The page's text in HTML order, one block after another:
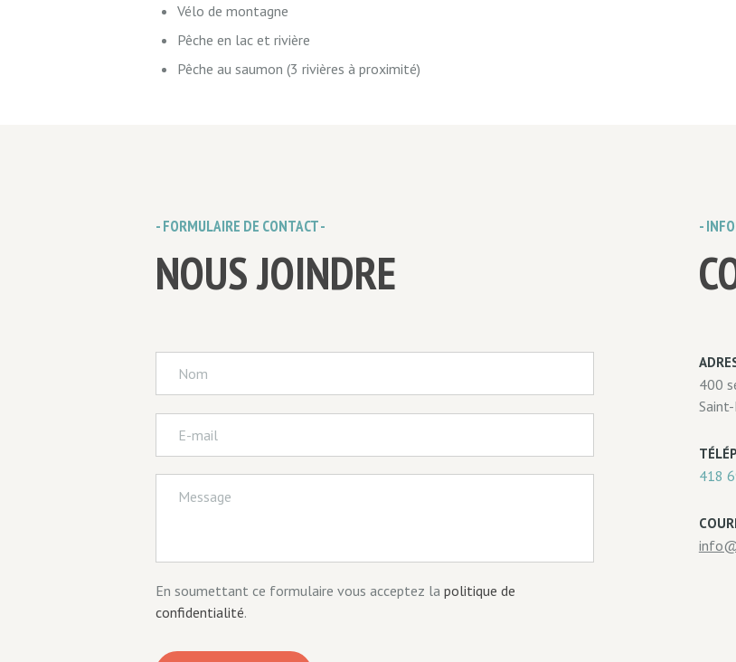
Vélo de montagne
Pêche en lac et rivière
Pêche au saumon (3 rivières à proximité)
- FORMULAIRE DE CONTACT -
NOUS JOINDRE
En soumettant ce formulaire vous acceptez la politique de
confidentialité.
-
400
418